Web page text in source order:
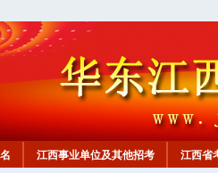
江西事业单位及其他招考 江西省